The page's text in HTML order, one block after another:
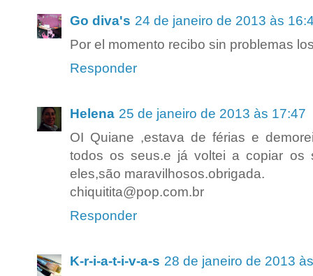
Go diva's 24 de janeiro de 2013 às
Por el momento recibo sin problemas
Responder
Helena 25 de janeiro de 2013 às 17:47
OI Quiane ,estava de férias e
todos os seus.e já voltei a copiar os
eles,são maravilhosos.obrigada.
chiquitita@pop.com.br
Responder
K-r-i-a-t-i-v-a-s 28 de janeiro de 2013